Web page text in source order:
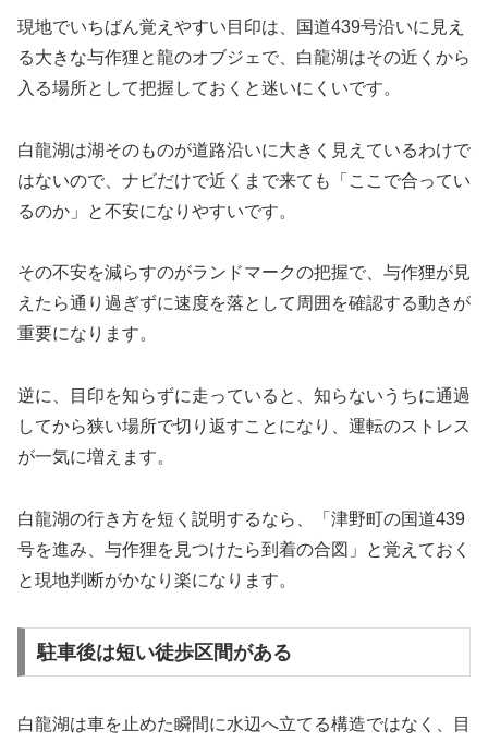
現地でいちばん覚えやすい目印は、国道439号沿いに見え
る大きな与作狸と龍のオブジェで、白龍湖はその近くから
入る場所として把握しておくと迷いにくいです。
白龍湖は湖そのものが道路沿いに大きく見えているわけで
はないので、ナビだけで近くまで来ても「ここで合ってい
るのか」と不安になりやすいです。
その不安を減らすのがランドマークの把握で、与作狸が見
えたら通り過ぎずに速度を落として周囲を確認する動きが
重要になります。
逆に、目印を知らずに走っていると、知らないうちに通過
してから狭い場所で切り返すことになり、運転のストレス
が一気に増えます。
白龍湖の行き方を短く説明するなら、「津野町の国道439
号を進み、与作狸を見つけたら到着の合図」と覚えておく
と現地判断がかなり楽になります。
駐車後は短い徒歩区間がある
白龍湖は車を止めた瞬間に水辺へ立てる構造ではなく、目